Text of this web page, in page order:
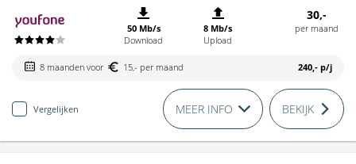
50 Mb/s
Download
8 Mb/s
Upload
30,-
per maand
8 maanden voor 15,- per maand 240,- p/j
Vergelijken MEER INFO BEKIJK